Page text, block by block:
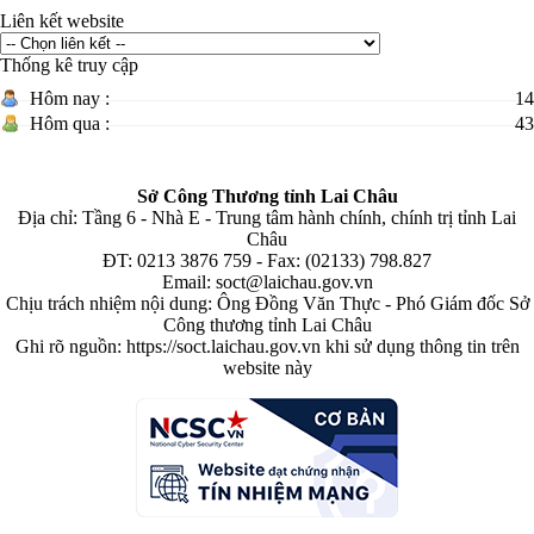
Ngày ban hành: (09/05/2026)
Số: 180/2026/NĐ-CP
Tên:
(Nghị định Quy định về dịch vụ hấp thu và lưu giữ các bon của
rừng)
2511/SCT-QLCN
(Thông tư triển khai thực hiện Quyết định số 1355/QĐ-BCT ngày
08/6/2026 của Bộ Công Thương phê duyệt Đề án phát triển công nghiệp
sinh học thành ngành kinh tế - kỹ thuật lĩnh vực Công Thương)
Ngày ban hành: (20/06/2026)
Liên kết website
Thống kê truy cập
Hôm nay :
14
Hôm qua :
43
Sở Công Thương tỉnh Lai Châu
Địa chỉ: Tầng 6 - Nhà E - Trung tâm hành chính, chính trị tỉnh Lai
Châu
ĐT: 0213 3876 759 - Fax: (02133) 798.827
Email: soct@laichau.gov.vn
Chịu trách nhiệm nội dung: Ông Đồng Văn Thực - Phó Giám đốc Sở
Công thương tỉnh Lai Châu
Ghi rõ nguồn: https://soct.laichau.gov.vn khi sử dụng thông tin trên
website này